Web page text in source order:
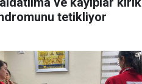
tetikliyor